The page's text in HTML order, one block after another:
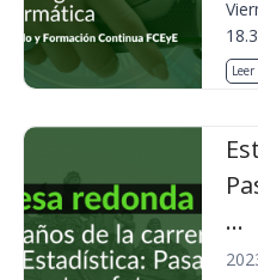
Leer
...